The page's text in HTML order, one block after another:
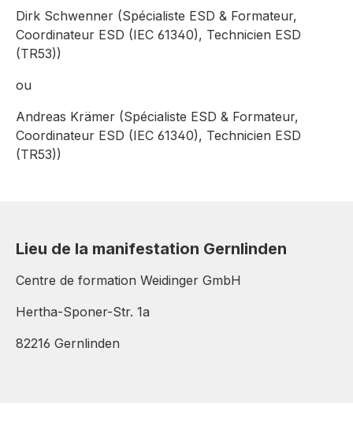
Dirk Schwenner (Spécialiste ESD & Formateur,
Coordinateur ESD (IEC 61340), Technicien ESD
(TR53))
ou
Andreas Krämer (Spécialiste ESD & Formateur,
Coordinateur ESD (IEC 61340), Technicien ESD
(TR53))
Lieu de la manifestation Gernlinden
Centre de formation Weidinger GmbH
Hertha-Sponer-Str. 1a
82216 Gernlinden